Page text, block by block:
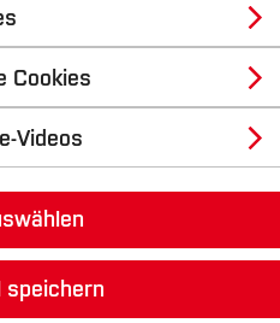
steigend. Bereits in
beim Bilden
ab und
stellen eine große
Cookies
Videos
speichern